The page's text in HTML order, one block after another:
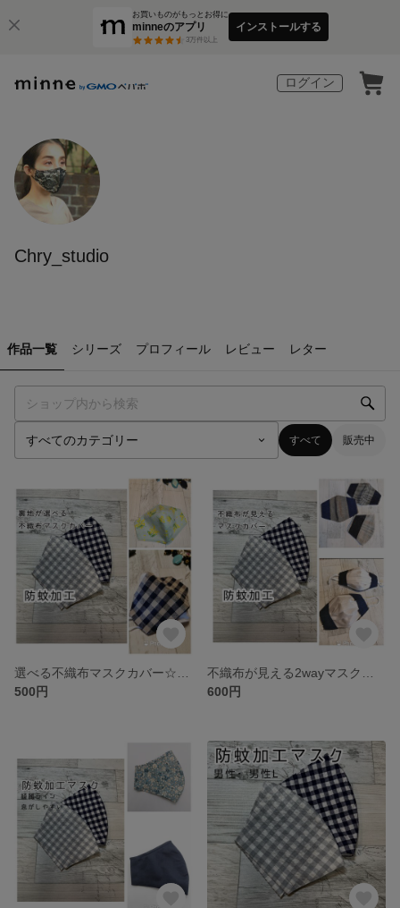
お買いものがもっとお得に
minneのアプリ
3万件以上
インストールする
ログイン
Chry_studio
作品一覧 シリーズ プロフィール レビュー レター
すべて 販売中
500円
600円